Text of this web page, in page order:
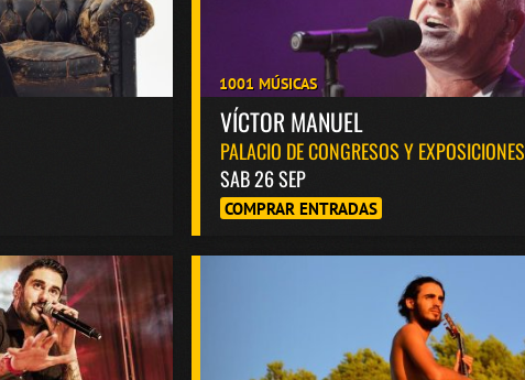
1001 MÚSICAS
VÍCTOR MANUEL
PALACIO DE CONGRESOS Y EXPOSICIONES
SAB 26 SEP
COMPRAR ENTRADAS